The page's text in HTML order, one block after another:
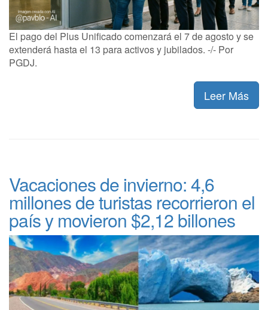
El pago del Plus Unificado comenzará el 7 de agosto y se
extenderá hasta el 13 para activos y jubilados. -/- Por
PGDJ.
Leer Más
Vacaciones de invierno: 4,6
millones de turistas recorrieron el
país y movieron $2,12 billones